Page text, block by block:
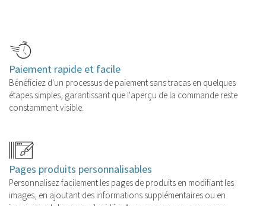
Paiement rapide et facile
Bénéficiez d'un processus de paiement sans tracas en quelques
étapes simples, garantissant que l'aperçu de la commande reste
constamment visible.
Pages produits personnalisables
Personnalisez facilement les pages de produits en modifiant les
images, en ajoutant des informations supplémentaires ou en